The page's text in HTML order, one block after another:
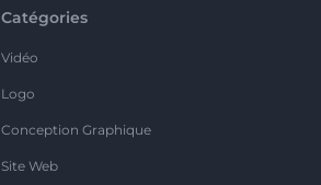
Catégories
Vidéo
Logo
Conception Graphique
Site Web